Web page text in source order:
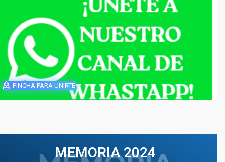
PINCHA PARA UNIRTE
MEMORIA 2024